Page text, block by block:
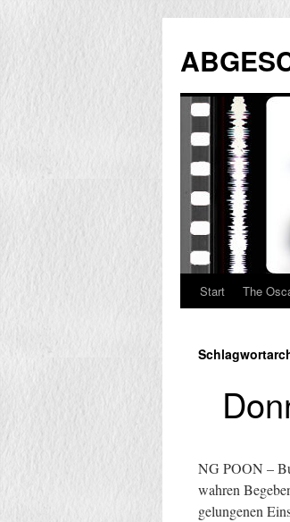
springen
Start The
NG POON –
wahren
gelungenen